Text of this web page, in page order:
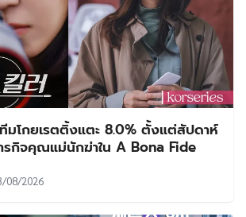
มโกยเรตติ้งแตะ 8.0% ตั้งแต่สัปดาห์
รกิจคุณแม่นักฆ่าใน A Bona Fide
08/2026